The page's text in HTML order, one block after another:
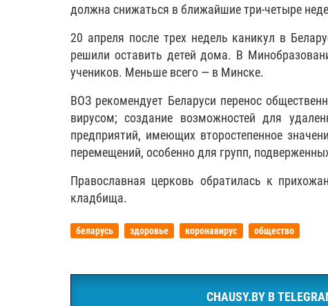
должна снижаться в ближайшие три-четыре
20 апреля после трех недель каникул в
решили оставить детей дома. В
учеников. Меньше всего — в Минске.
ВОЗ рекомендует Беларуси перенос
вирусом; создание возможностей для
предприятий, имеющих второстепенное
перемещений, особенно для групп,
Православная церковь обратилась к
кладбища.
беларусь здоровье коронавирус общество
CHAUSY.BY В